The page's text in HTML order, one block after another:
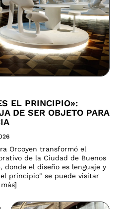
EL PRINCIPIO»:
DE SER OBJETO PARA
Orcoyen transformó el
de la Ciudad de Buenos
donde el diseño es lenguaje y
principio" se puede visitar